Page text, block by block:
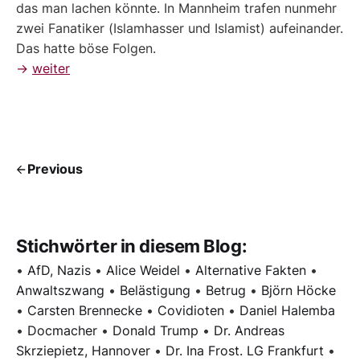
das man lachen könnte. In Mannheim trafen nunmehr
zwei Fanatiker (Islamhasser und Islamist) aufeinander.
Das hatte böse Folgen.
→ weiter
Previous
Stichwörter in diesem Blog:
• AfD, Nazis • Alice Weidel • Alternative Fakten •
Anwaltszwang • Belästigung • Betrug • Björn Höcke
• Carsten Brennecke • Covidioten • Daniel Halemba
• Docmacher • Donald Trump • Dr. Andreas
Skrziepietz, Hannover • Dr. Ina Frost. LG Frankfurt •